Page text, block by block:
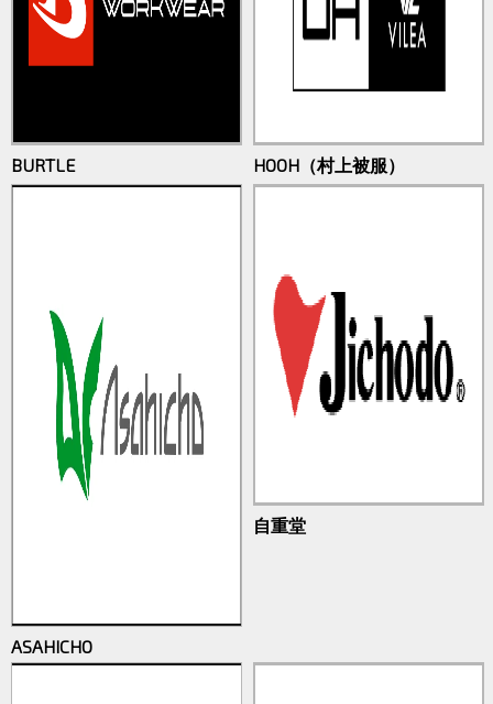
BURTLE HOOH（村上被服）
ASAHICHO
自重堂